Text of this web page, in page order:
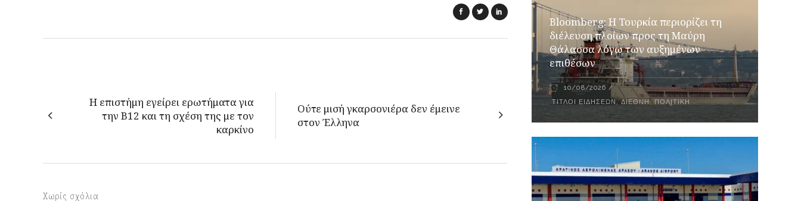
Η επιστήμη εγείρει ερωτήματα για
την B12 και τη σχέση της με τον
καρκίνο
Ούτε μισή γκαρσονιέρα δεν έμεινε
στον Έλληνα
Χωρίς σχόλια
Bloomberg: Η Τουρκία περιορίζει τη
διέλευση πλοίων προς τη Μαύρη
Θάλασσα λόγω των αυξημένων
επιθέσων
10/08/2026
ΤΊΤΛΟΙ ΕΙΔΉΣΕΩΝ ,ΔΙΕΘΝΉ, ΠΟΛΙΤΙΚΉ